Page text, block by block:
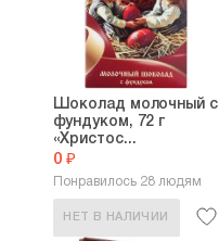
Шоколад молочный с
фундуком, 72 г
«Христос...
0 ₽
Понравилось 28 людям
НЕТ В НАЛИЧИИ